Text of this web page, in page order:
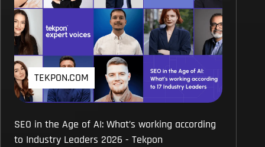
TEKPON.COM
SEO in the Age of AI: What’s working according
to Industry Leaders 2026 - Tekpon